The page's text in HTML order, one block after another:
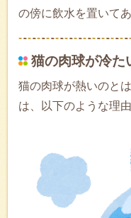
の傍に飲水を置いて
猫の肉球が冷た
猫の肉球が熱いのと
は、以下のような理